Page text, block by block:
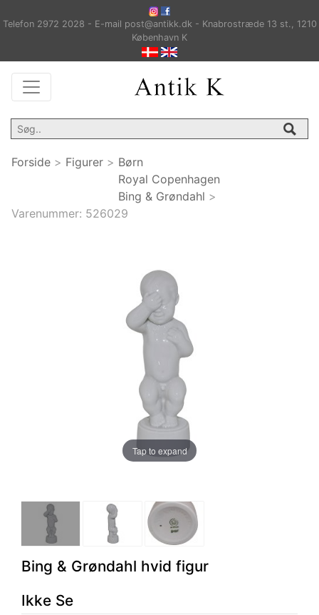
Telefon 2972 2028 - E-mail post@antikk.dk - Knabrostræde 13 st., 1210
København K
Forside > Figurer > Børn
Royal Copenhagen
Bing & Grøndahl >
Varenummer: 526029
Tap to expand
Bing & Grøndahl hvid figur
Ikke Se